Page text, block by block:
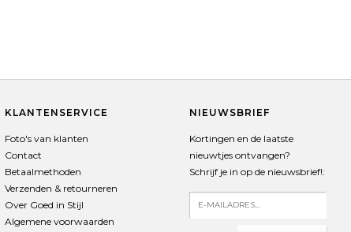
KLANTENSERVICE
Foto's van klanten
Contact
Betaalmethoden
Verzenden & retourneren
Over Goed in Stijl
Algemene voorwaarden
NIEUWSBRIEF
Kortingen en de laatste
nieuwtjes ontvangen?
Schrijf je in op de nieuwsbrief!: